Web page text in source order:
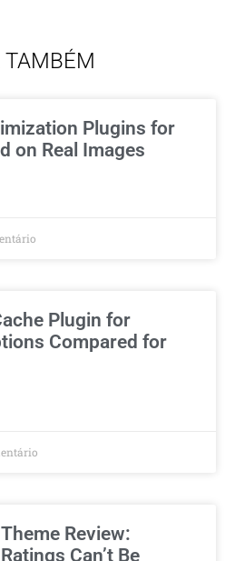
Plugins for
on Real Images
Plugin for
Compared for
Review:
Can’t Be